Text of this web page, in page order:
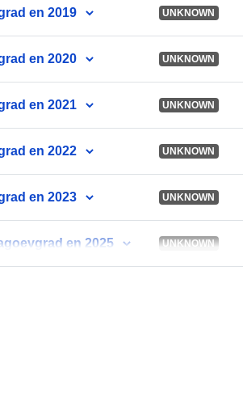
en 2019 UNKNOWN
en 2020 UNKNOWN
en 2021 UNKNOWN
en 2022 UNKNOWN
en 2023 UNKNOWN
en 2025 UNKNOWN